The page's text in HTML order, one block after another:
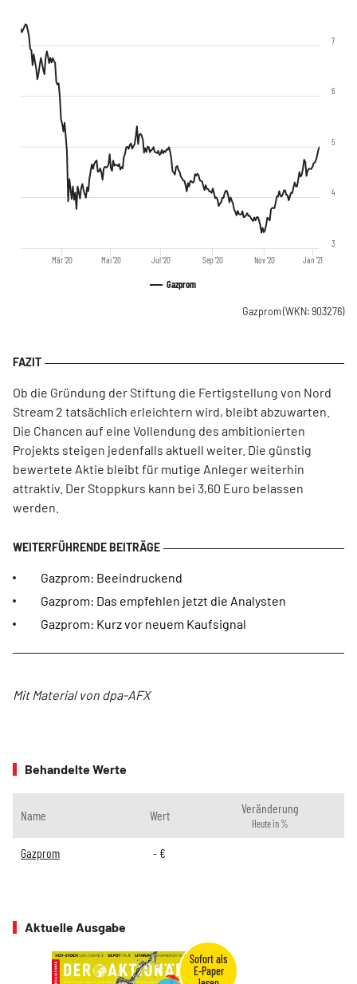
Gazprom
Mär '20 Mai '20 Jul '20 Sep '20 Nov '20 Jan '21
3
4
5
6
7
Gazprom(WKN: 903276)
Ob die Gründung der Stiftung die Fertigstellung von Nord
Stream 2 tatsächlich erleichtern wird, bleibt abzuwarten.
Die Chancen auf eine Vollendung des ambitionierten
Projekts steigen jedenfalls aktuell weiter. Die günstig
bewertete Aktie bleibt für mutige Anleger weiterhin
attraktiv. Der Stoppkurs kann bei 3,60 Euro belassen
werden.
Gazprom: Beeindruckend
Gazprom: Das empfehlen jetzt die Analysten
Gazprom: Kurz vor neuem Kaufsignal
Mit Material von dpa-AFX
Behandelte Werte
Name Wert Veränderung
Heute in %
Gazprom - €
Aktuelle Ausgabe